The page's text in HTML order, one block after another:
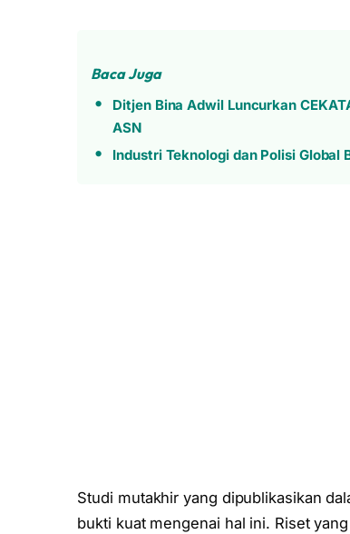
Baca Juga
Ditjen Bina Adwil Luncurkan
ASN
Industri Teknologi dan Polisi Global
Studi mutakhir yang dipublikasikan
bukti kuat mengenai hal ini. Riset